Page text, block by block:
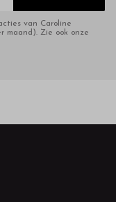
van Caroline
maand). Zie ook onze